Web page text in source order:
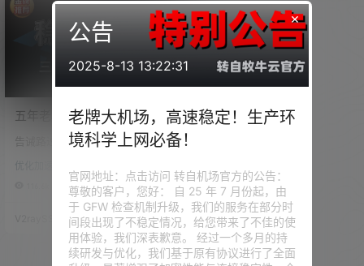
五年老机场节点推荐测评，
生产环境翻墙必备，多地域
原生IP看Netflix！解锁
GPT！
告诫路过的各位 请务必保护好自
的壁垒而沾沾自喜，殊不知打破
的只是用来保护我们的网络屏
障。 因为在这片区域真的存在很
多误导性的言论——来自各个利
益集团（国家）会对我们进行疯
狂的洗脑！它们 往往喜欢以平
等、自由、人权等旗号自称，但
优化加速
0
V2raySSR综合网 20年7月17日
×
公告
2025-8-13 13:22:31
老牌大机场，高速稳定！生产环
境科学上网必备！
官网地址：点击访问 转自机场官方的公告：
尊敬的客户，您好： 自 25 年 7 月份起，由
于 GFW 检查机制升级，我们的服务在部分时
间段出现了不稳定情况，给您带来了不佳的使
用体验，我们深表歉意。 经过一个多月的持
续研发与优化，我们基于原有协议进行了全面